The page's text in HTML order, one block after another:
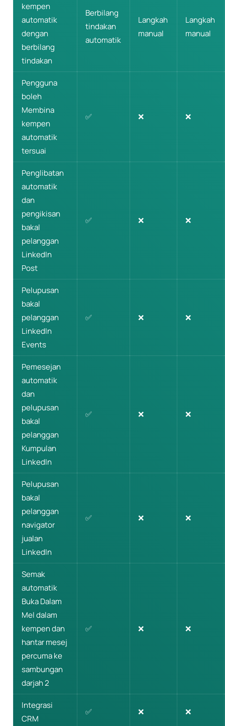
kempen
automatik
dengan
berbilang
tindakan
Berbilang
tindakan
automatik
Langkah
manual
Langkah
manual
Pengguna
boleh
Membina
kempen
automatik
tersuai
✅ ❌ ❌
Penglibatan
automatik
dan
pengikisan
bakal
pelanggan
LinkedIn
Post
✅ ❌ ❌
Pelupusan
bakal
pelanggan
LinkedIn
Events
✅ ❌ ❌
Pemesejan
automatik
dan
pelupusan
bakal
pelanggan
Kumpulan
LinkedIn
✅ ❌ ❌
Pelupusan
bakal
pelanggan
navigator
jualan
LinkedIn
✅ ❌ ❌
Semak
automatik
Buka Dalam
Mel dalam
kempen dan
hantar mesej
percuma ke
sambungan
darjah 2
✅ ❌ ❌
Integrasi
CRM
✅ ❌ ❌